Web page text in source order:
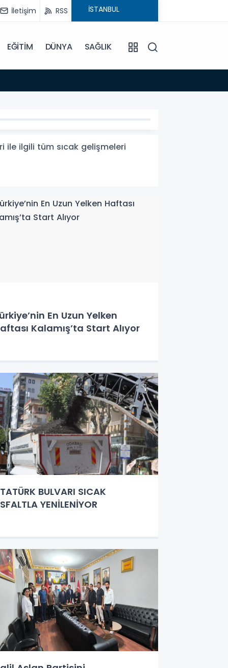
İletişim RSS
EĞİTİM DÜNYA SAĞLIK
ilgili tüm sıcak gelişmeleri
En Uzun Yelken
Kalamış’ta Start Alıyor
BULVARI SICAK
YENİLENİYOR